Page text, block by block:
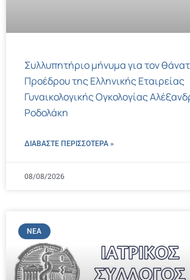
Συλλυπητήριο μήνυμα για τον
Προέδρου της Ελληνικής Εταιρείας
Γυναικολογικής Ογκολογίας
Ροδολάκη
ΔΙΑΒΑΣΤΕ ΠΕΡΙΣΣΌΤΕΡΑ »
08/08/2026
ΝΈΑ